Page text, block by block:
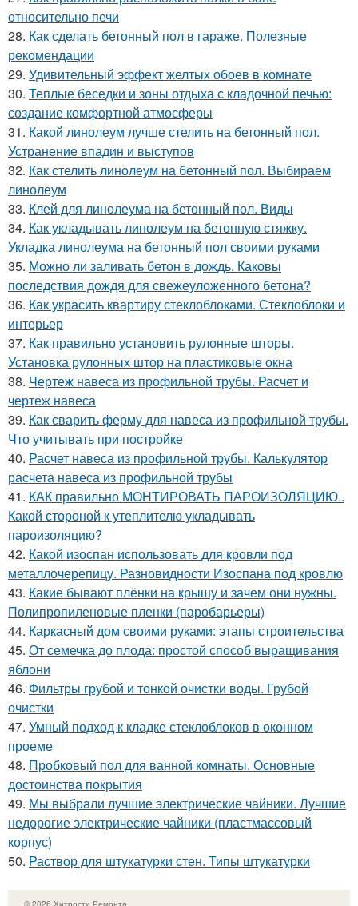
относительно печи
28. Как сделать бетонный пол в гараже. Полезные
рекомендации
29. Удивительный эффект желтых обоев в комнате
30. Теплые беседки и зоны отдыха с кладочной печью:
создание комфортной атмосферы
31. Какой линолеум лучше стелить на бетонный пол.
Устранение впадин и выступов
32. Как стелить линолеум на бетонный пол. Выбираем
линолеум
33. Клей для линолеума на бетонный пол. Виды
34. Как укладывать линолеум на бетонную стяжку.
Укладка линолеума на бетонный пол своими руками
35. Можно ли заливать бетон в дождь. Каковы
последствия дождя для свежеуложенного бетона?
36. Как украсить квартиру стеклоблоками. Стеклоблоки и
интерьер
37. Как правильно установить рулонные шторы.
Установка рулонных штор на пластиковые окна
38. Чертеж навеса из профильной трубы. Расчет и
чертеж навеса
39. Как сварить ферму для навеса из профильной трубы.
Что учитывать при постройке
40. Расчет навеса из профильной трубы. Калькулятор
расчета навеса из профильной трубы
41. КАК правильно МОНТИРОВАТЬ ПАРОИЗОЛЯЦИЮ..
Какой стороной к утеплителю укладывать
пароизоляцию?
42. Какой изоспан использовать для кровли под
металлочерепицу. Разновидности Изоспана под кровлю
43. Какие бывают плёнки на крышу и зачем они нужны.
Полипропиленовые пленки (паробарьеры)
44. Каркасный дом своими руками: этапы строительства
45. От семечка до плода: простой способ выращивания
яблони
46. Фильтры грубой и тонкой очистки воды. Грубой
очистки
47. Умный подход к кладке стеклоблоков в оконном
проеме
48. Пробковый пол для ванной комнаты. Основные
достоинства покрытия
49. Мы выбрали лучшие электрические чайники. Лучшие
недорогие электрические чайники (пластмассовый
корпус)
50. Раствор для штукатурки стен. Типы штукатурки
© 2026 Хитрости Ремонта